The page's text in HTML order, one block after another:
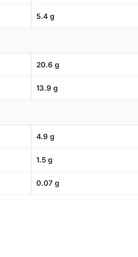
5.4 g
20.6 g
13.9 g
4.9 g
1.5 g
0.07 g